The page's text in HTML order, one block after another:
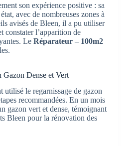
son expérience positive : sa
avec de nombreuses zones à
avisés de Bleen, il a pu utiliser
constater l’apparition de
Le Réparateur – 100m2
Gazon Dense et Vert
utilisé le regarnissage de gazon
recommandées. En un mois
gazon vert et dense, témoignant
Bleen pour la rénovation des